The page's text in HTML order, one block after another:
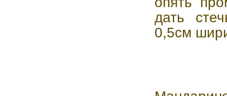
дать
0,5см